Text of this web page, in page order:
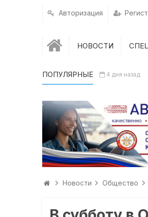
Авторизация
НОВОСТИ
ПОПУЛЯРНЫЕ 4 дня назад
Новости Общество